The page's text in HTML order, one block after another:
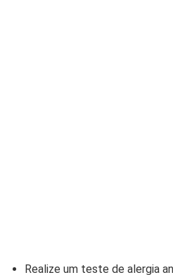
Realize um teste de alergia